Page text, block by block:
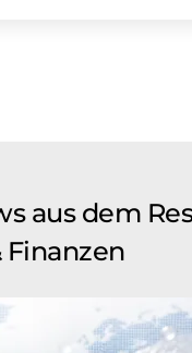
aus dem